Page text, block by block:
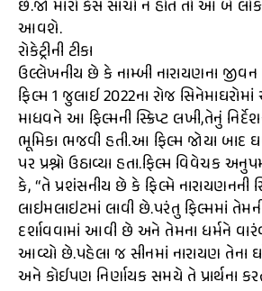
છે.જો મારો કેસ સાચો ન હોત તો આ બે
આવશે.
રોકેટ્રીની ટીકા
ઉલ્લેખનીય છે કે નામ્બી નારાયણના જીવન
ફિલ્મ 1 જુલાઈ 2022ના રોજ
માધવને આ ફિલ્મની સ્ક્રિપ્ટ લખી,તેનું
ભૂમિકા ભજવી હતી.આ ફિલ્મ જોયા બાદ
પર પ્રશ્નો ઉઠાવ્યા હતા.ફિલ્મ વિવેચક
કે, “તે પ્રશંસનીય છે કે ફિલ્મે નારાયણનની
લાઇમલાઇટમાં લાવી છે.પરંતુ ફિલ્મમાં
દર્શાવવામાં આવી છે અને તેમના ધર્મને
આવ્યો છે.પહેલા જ સીનમાં નારાયણ તેના
અને કોઈપણ નિર્ણાયક સમયે તે પ્રાર્થના